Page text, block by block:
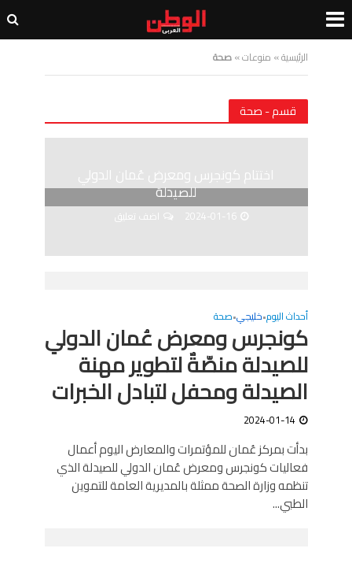
الرئيسية» منوعات»صحة
قسم - صحة
اختتام كونجرس ومعرض عُمان الدولي
للصيدلة
2024-01-16 اضف تعليق
أحداث اليوم•خليجي•صحة
كونجرس ومعرض عُمان الدولي
للصيدلة منصّةٌ لتطوير مهنة
الصيدلة ومحفل لتبادل الخبرات
2024-01-14
بدأت بمركز عُمان للمؤتمرات والمعارض اليوم أعمال
فعاليات كونجرس ومعرض عُمان الدولي للصيدلة الذي
تنظمه وزارة الصحة ممثلة بالمديرية العامة للتموين
الطبي...